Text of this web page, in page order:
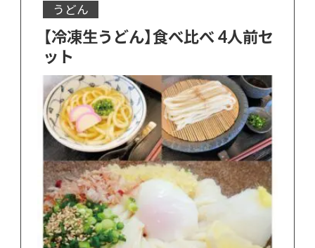
うどん
【冷凍生うどん】食べ比べ 4人前セ
ット